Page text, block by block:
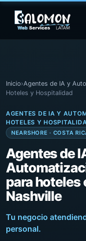
Inicio›Agentes de IA y
Hoteles y Hospitalidad
AGENTES DE IA Y
HOTELES Y
NEARSHORE · COSTA
Agentes de
para hoteles
Nashville
Tu negocio
personal.